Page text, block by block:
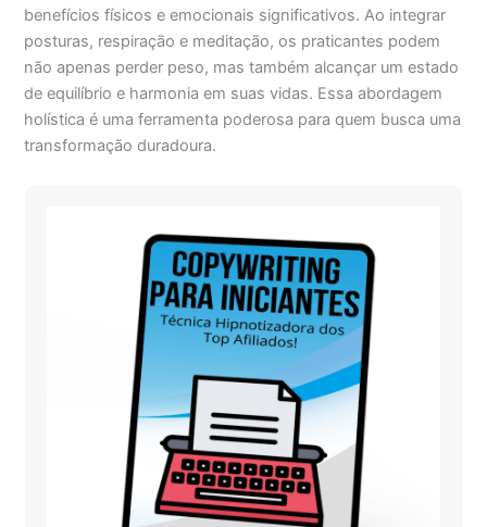
benefícios físicos e emocionais significativos. Ao integrar
posturas, respiração e meditação, os praticantes podem
não apenas perder peso, mas também alcançar um estado
de equilíbrio e harmonia em suas vidas. Essa abordagem
holística é uma ferramenta poderosa para quem busca uma
transformação duradoura.